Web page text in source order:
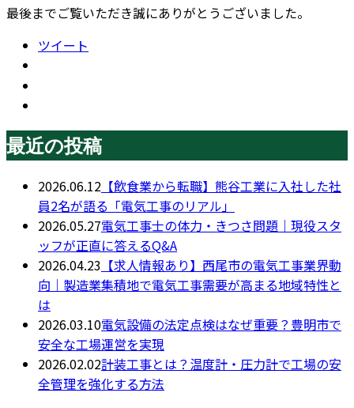
最後までご覧いただき誠にありがとうございました。
ツイート
最近の投稿
2026.06.12 【飲食業から転職】熊谷工業に入社した社
員2名が語る「電気工事のリアル」
2026.05.27電気工事士の体力・きつさ問題｜現役スタ
ッフが正直に答えるQ&A
2026.04.23 【求人情報あり】西尾市の電気工事業界動
向｜製造業集積地で電気工事需要が高まる地域特性と
は
2026.03.10電気設備の法定点検はなぜ重要？豊明市で
安全な工場運営を実現
2026.02.02計装工事とは？温度計・圧力計で工場の安
全管理を強化する方法